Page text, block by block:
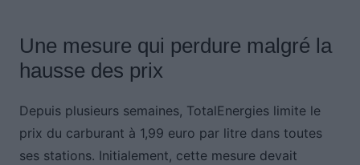
Une mesure qui perdure malgré la
hausse des prix
Depuis plusieurs semaines, TotalEnergies limite le
prix du carburant à 1,99 euro par litre dans toutes
ses stations. Initialement, cette mesure devait